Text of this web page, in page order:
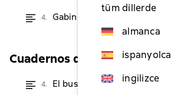
tüm dillerde
almanca
ispanyolca
ingilizce
4. Gabinete de curiosidades
Cuadernos del Acantilado
4. El busto del Emperador